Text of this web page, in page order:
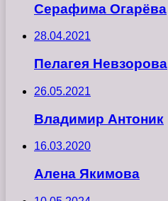
Серафима Огарёва
28.04.2021
Пелагея Невзорова
26.05.2021
Владимир Антоник
16.03.2020
Алена Якимова